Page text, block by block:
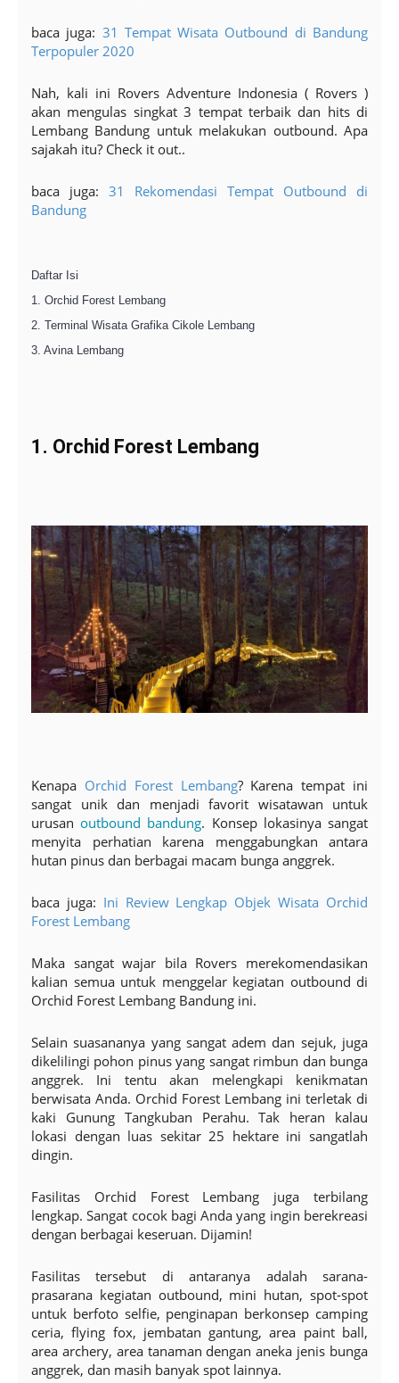
baca juga: 31 Tempat Wisata Outbound di Bandung
Terpopuler 2020
Nah, kali ini Rovers Adventure Indonesia ( Rovers )
akan mengulas singkat 3 tempat terbaik dan hits di
Lembang Bandung untuk melakukan outbound. Apa
sajakah itu? Check it out..
baca juga: 31 Rekomendasi Tempat Outbound di
Bandung
Daftar Isi
1. Orchid Forest Lembang
2. Terminal Wisata Grafika Cikole Lembang
3. Avina Lembang
1. Orchid Forest Lembang
Kenapa Orchid Forest Lembang? Karena tempat ini
sangat unik dan menjadi favorit wisatawan untuk
urusanoutbound bandung. Konsep lokasinya sangat
menyita perhatian karena menggabungkan antara
hutan pinus dan berbagai macam bunga anggrek.
baca juga: Ini Review Lengkap Objek Wisata Orchid
Forest Lembang
Maka sangat wajar bila Rovers merekomendasikan
kalian semua untuk menggelar kegiatan outbound di
Orchid Forest Lembang Bandung ini.
Selain suasananya yang sangat adem dan sejuk, juga
dikelilingi pohon pinus yang sangat rimbun dan bunga
anggrek. Ini tentu akan melengkapi kenikmatan
berwisata Anda. Orchid Forest Lembang ini terletak di
kaki Gunung Tangkuban Perahu. Tak heran kalau
lokasi dengan luas sekitar 25 hektare ini sangatlah
dingin.
Fasilitas Orchid Forest Lembang juga terbilang
lengkap. Sangat cocok bagi Anda yang ingin berekreasi
dengan berbagai keseruan. Dijamin!
Fasilitas tersebut di antaranya adalah sarana-
prasarana kegiatan outbound, mini hutan, spot-spot
untuk berfoto selfie, penginapan berkonsep camping
ceria, flying fox, jembatan gantung, area paint ball,
area archery, area tanaman dengan aneka jenis bunga
anggrek, dan masih banyak spot lainnya.